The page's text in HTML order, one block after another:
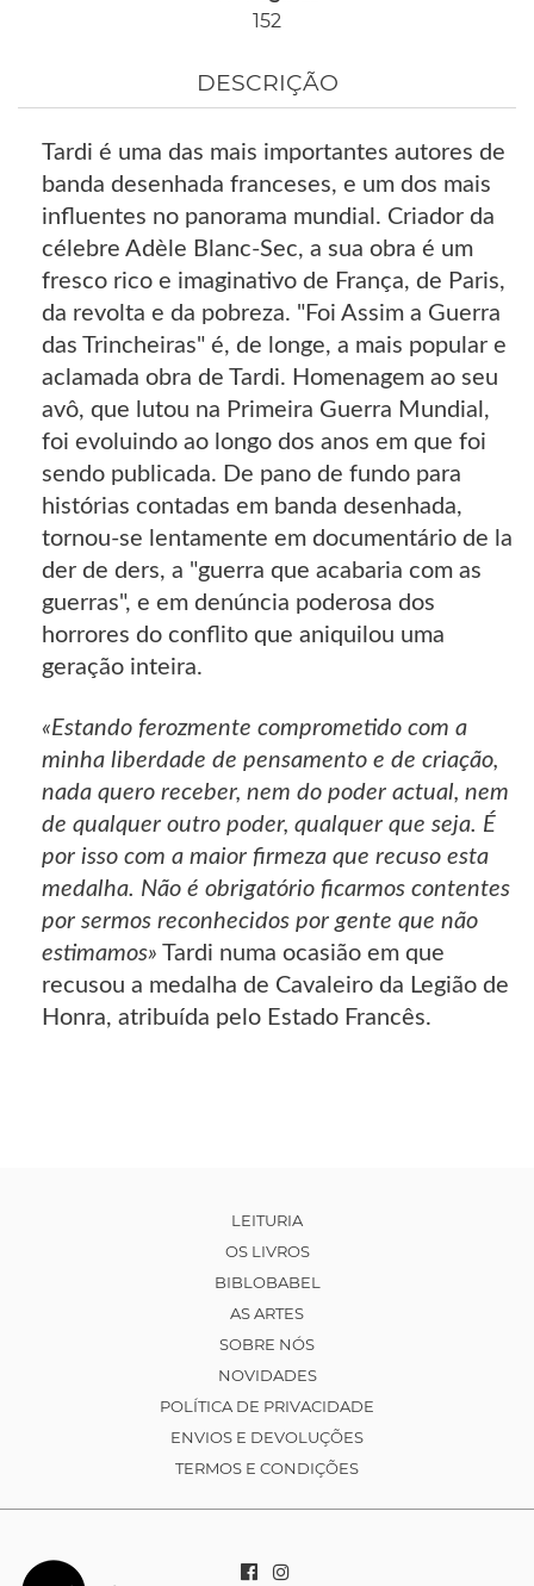
152
DESCRIÇÃO
Tardi é uma das mais importantes autores de
banda desenhada franceses, e um dos mais
influentes no panorama mundial. Criador da
célebre Adèle Blanc-Sec, a sua obra é um
fresco rico e imaginativo de França, de Paris,
da revolta e da pobreza. "Foi Assim a Guerra
das Trincheiras" é, de longe, a mais popular e
aclamada obra de Tardi. Homenagem ao seu
avô, que lutou na Primeira Guerra Mundial,
foi evoluindo ao longo dos anos em que foi
sendo publicada. De pano de fundo para
histórias contadas em banda desenhada,
tornou-se lentamente em documentário de la
der de ders, a "guerra que acabaria com as
guerras", e em denúncia poderosa dos
horrores do conflito que aniquilou uma
geração inteira.
«Estando ferozmente comprometido com a
minha liberdade de pensamento e de criação,
nada quero receber, nem do poder actual, nem
de qualquer outro poder, qualquer que seja. É
por isso com a maior firmeza que recuso esta
medalha. Não é obrigatório ficarmos contentes
por sermos reconhecidos por gente que não
estimamos» Tardi numa ocasião em que
recusou a medalha de Cavaleiro da Legião de
Honra, atribuída pelo Estado Francês.
LEITURIA
OS LIVROS
BIBLOBABEL
AS ARTES
SOBRE NÓS
NOVIDADES
POLÍTICA DE PRIVACIDADE
ENVIOS E DEVOLUÇÕES
TERMOS E CONDIÇÕES